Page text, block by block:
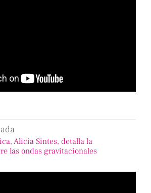
Alicia Sintes, detalla la
las ondas gravitacionales